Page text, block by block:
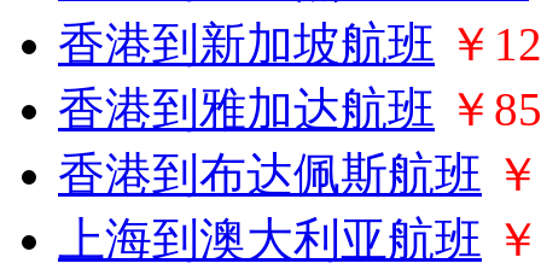
香港到新加坡航班 ￥
香港到雅加达航班 ￥
香港到布达佩斯航班
上海到澳大利亚航班